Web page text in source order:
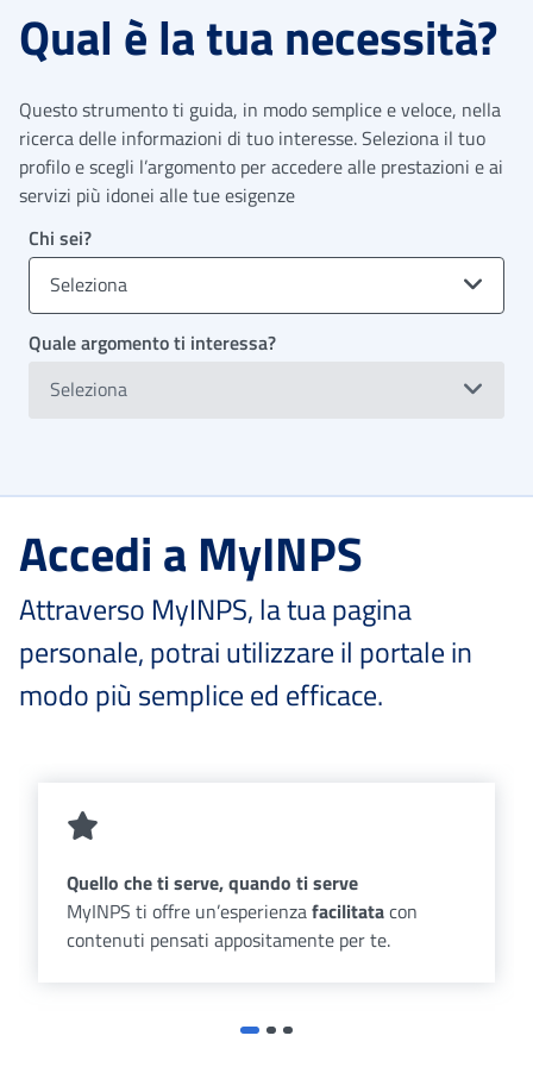
Qual è la tua necessità?
Questo strumento ti guida, in modo semplice e veloce, nella
ricerca delle informazioni di tuo interesse. Seleziona il tuo
profilo e scegli l’argomento per accedere alle prestazioni e ai
servizi più idonei alle tue esigenze
Chi sei?
Seleziona
Quale argomento ti interessa?
Seleziona
Accedi a MyINPS
Attraverso MyINPS, la tua pagina
personale, potrai utilizzare il portale in
modo più semplice ed efficace.
Quello che ti serve, quando ti serve
MyINPS ti offre un’esperienzafacilitatacon
contenuti pensati appositamente per te.